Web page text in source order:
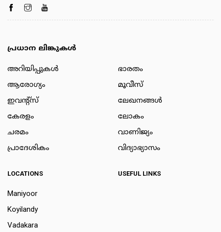
പ്രധാന ലിങ്കുകൾ
അറിയിപ്പുകള്‍
ആരോഗ്യം
ഇവന്റ്സ്
കേരളം
ചരമം
പ്രാദേശികം
ഭാരതം
മൂവീസ്
ലേഖനങ്ങള്‍
ലോകം
വാണിജ്യം
വിദ്യാഭ്യാസം
LOCATIONS
Maniyoor
Koyilandy
Vadakara
USEFUL LINKS